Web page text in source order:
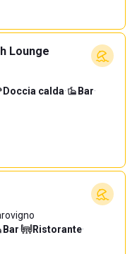
Lounge
Doccia calda· Bar·
Bar· Ristorante·